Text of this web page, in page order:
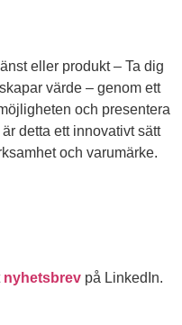
eller produkt – Ta dig
värde – genom ett
och presentera
detta ett innovativt sätt
och varumärke.
nyhetsbrev på LinkedIn.